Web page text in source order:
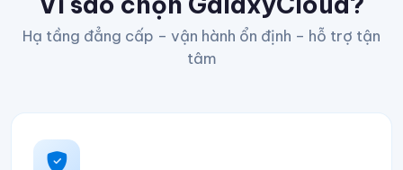
Hạ tầng đẳng cấp – vận hành ổn định – hỗ trợ tận
tâm